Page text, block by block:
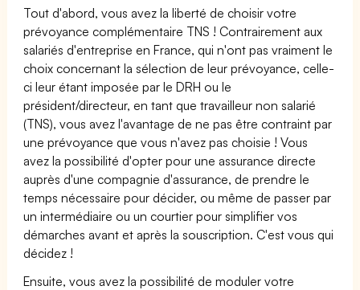
Tout d'abord, vous avez la liberté de choisir votre
prévoyance complémentaire TNS ! Contrairement aux
salariés d'entreprise en France, qui n'ont pas vraiment le
choix concernant la sélection de leur prévoyance, celle-
ci leur étant imposée par le DRH ou le
président/directeur, en tant que travailleur non salarié
(TNS), vous avez l'avantage de ne pas être contraint par
une prévoyance que vous n'avez pas choisie ! Vous
avez la possibilité d'opter pour une assurance directe
auprès d'une compagnie d'assurance, de prendre le
temps nécessaire pour décider, ou même de passer par
un intermédiaire ou un courtier pour simplifier vos
démarches avant et après la souscription. C'est vous qui
décidez !
Ensuite, vous avez la possibilité de moduler votre